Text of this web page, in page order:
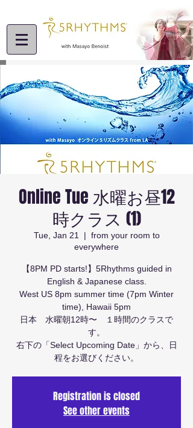
Online Tue 水曜お昼12
時クラス (1)
Tue, Jan 21
  |
from your room to
everywhere
【8PM PD starts!】5Rhythms guided in
English & Japanese class.
West US 8pm summer time (7pm Winter
time), Hawaii 5pm
日本 水曜朝12時〜 １時間のクラスで
す。
右下の「Select Upcoming Date」から、日
程をお選びください。
Registration is closed
See other events